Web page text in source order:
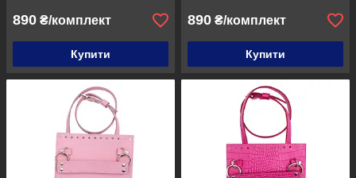
890 ₴/комплект
Купити
890 ₴/комплект
Купити